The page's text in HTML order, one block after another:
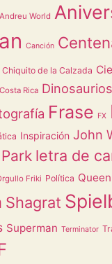
Andreu World
Canción
Chiquito de la Calzada
Costa Rica Dinosaurios
Frase FX
Inspiración John
letra de
Friki Política Queen
Shagrat
Superman Terminator